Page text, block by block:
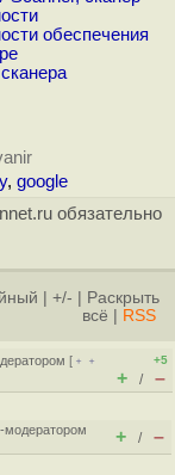
обеспечения
, google
обязательно
+/-
Раскрыть
всё
RSS
[ ﹢﹢
+5
+ / –
модератором
+ / –